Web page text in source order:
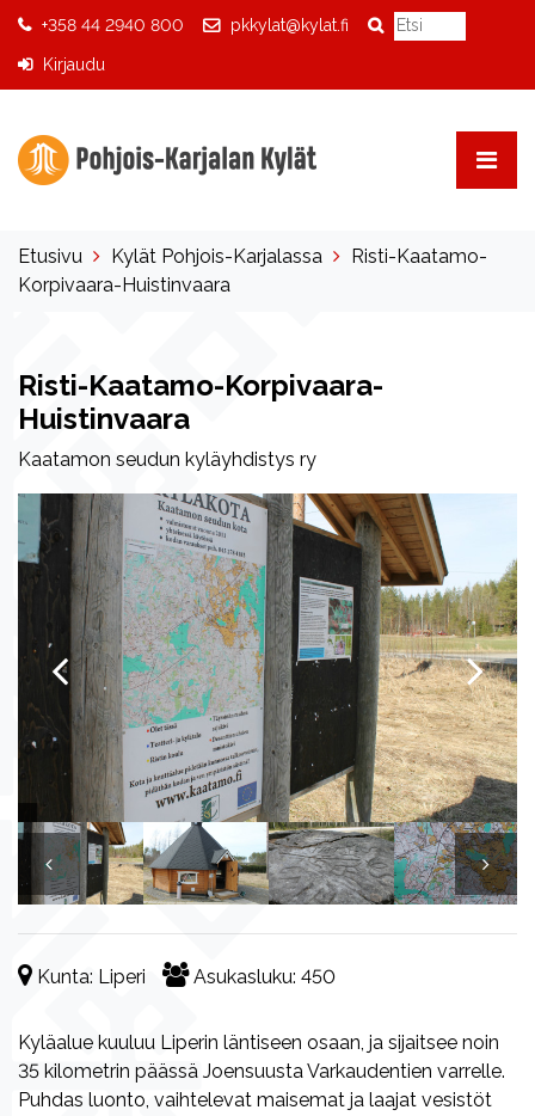
+358 44 2940 800 pkkylat@kylat.fi
Kirjaudu
Etusivu Kylät Pohjois-Karjalassa
Risti-Kaatamo-
Korpivaara-Huistinvaara
Risti-Kaatamo-Korpivaara-
Huistinvaara
Kaatamon seudun kyläyhdistys ry
Kunta: Liperi Asukasluku: 450
Kyläalue kuuluu Liperin läntiseen osaan, ja sijaitsee noin
35 kilometrin päässä Joensuusta Varkaudentien varrelle.
Puhdas luonto, vaihtelevat maisemat ja laajat vesistöt